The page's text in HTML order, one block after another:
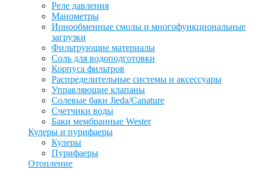
Реле давления
Манометры
Ионообменные смолы и многофункциональные
загрузки
Фильтрующие материалы
Соль для водоподготовки
Корпуса фильтров
Распределительные системы и аксессуары
Управляющие клапаны
Солевые баки Jieda/Canature
Счетчики воды
Баки мембранные Wester
Кулеры и пурифаеры
Кулеры
Пурифаеры
Отопление